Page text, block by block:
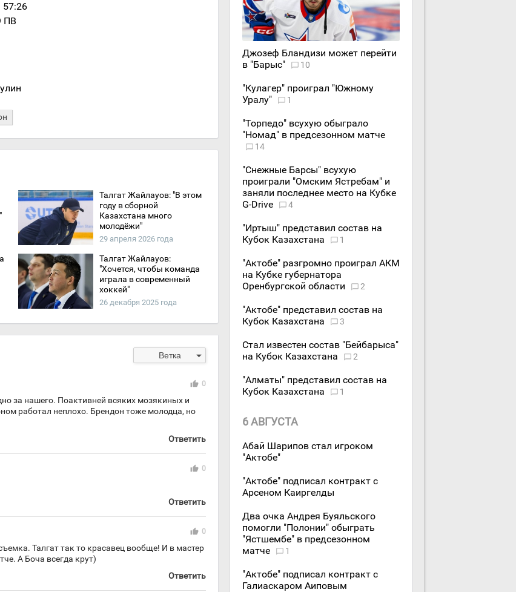
57:26
ПВ
Талгат Жайлауов: "В этом
году в сборной
Казахстана много
молодёжи"
29 апреля 2026 года
Талгат Жайлауов:
"Хочется, чтобы команда
играла в современный
хоккей"
26 декабря 2025 года
Ветка arrow_drop_down
thumb_up 0
за нашего. Поактивней всяких мозякиных и
работал неплохо. Брендон тоже молодца, но
Ответить
thumb_up 0
Ответить
thumb_up 0
Талгат так то красавец вообще! И в мастер
А Боча всегда крут)
Ответить
Джозеф Бландизи может перейти
в "Барыс"
10
"Кулагер" проиграл "Южному
Уралу"
1
"Торпедо" всухую обыграло
"Номад" в предсезонном матче
14
"Снежные Барсы" всухую
проиграли "Омским Ястребам" и
заняли последнее место на Кубке
G-Drive
4
"Иртыш" представил состав на
Кубок Казахстана
1
"Актобе" разгромно проиграл АКМ
на Кубке губернатора
Оренбургской области
2
"Актобе" представил состав на
Кубок Казахстана
3
Стал известен состав "Бейбарыса"
на Кубок Казахстана
2
"Алматы" представил состав на
Кубок Казахстана
1
6 АВГУСТА
Абай Шарипов стал игроком
"Актобе"
"Актобе" подписал контракт с
Арсеном Каиргелды
Два очка Андрея Буяльского
помогли "Полонии" обыграть
"Ястшембе" в предсезонном
матче
1
"Актобе" подписал контракт с
Галиаскаром Аиповым